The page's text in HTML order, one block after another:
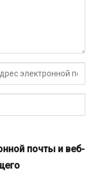
почты и веб-